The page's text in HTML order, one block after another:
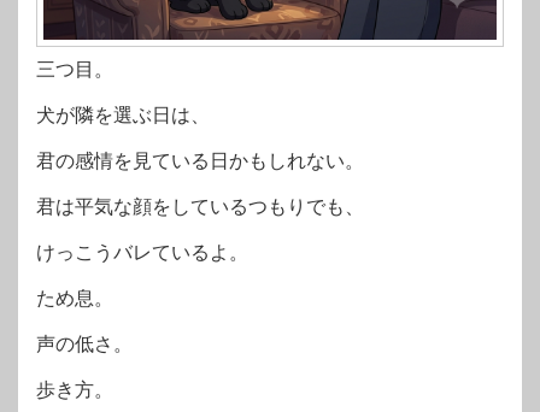
三つ目。
犬が隣を選ぶ日は、
君の感情を見ている日かもしれない。
君は平気な顔をしているつもりでも、
けっこうバレているよ。
ため息。
声の低さ。
歩き方。